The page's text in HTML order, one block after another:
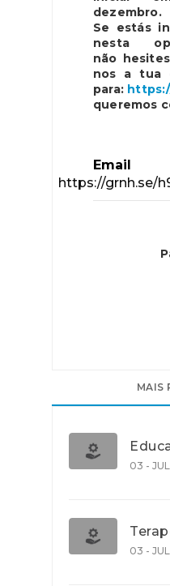
dezembro.
Se estás
nesta
não
nos a tua
para:
queremos
Email
https://grnh.se/
MAIS
03 -
03 -